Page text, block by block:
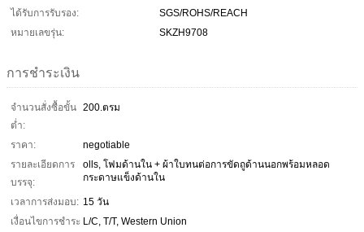
ได้รับการรับรอง:
SGS/ROHS/REACH
หมายเลขรุ่น:
SKZH9708
การชำระเงิน
จำนวนสั่งซื้อขั้น
ต่ำ:
200.ตรม
ราคา:
negotiable
รายละเอียดการ
บรรจุ:
olls, โฟมด้านใน + ผ้าใบทนต่อการขัดถูด้านนอกพร้อมหลอด
กระดาษแข็งด้านใน
เวลาการส่งมอบ: 15 วัน
เงื่อนไขการชำระ L/C, T/T, Western Union